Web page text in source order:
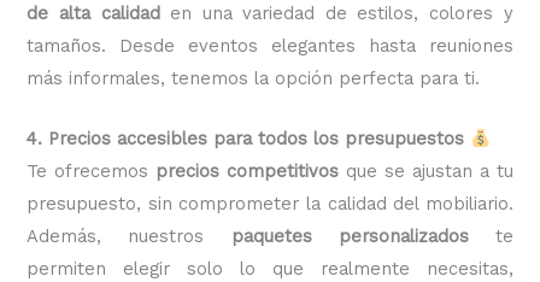
de alta calidaden una variedad de estilos, colores y
tamaños. Desde eventos elegantes hasta reuniones
más informales, tenemos la opción perfecta para ti.
4. Precios accesibles para todos los presupuestos
Te ofrecemos precios competitivos que se ajustan a tu
presupuesto, sin comprometer la calidad del mobiliario.
Además, nuestros
paquetes personalizadoste
permiten elegir solo lo que realmente necesitas,